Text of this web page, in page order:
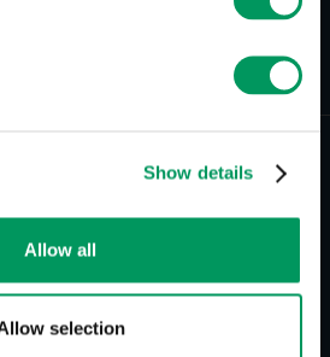
Show details
Allow all
selection GmbH